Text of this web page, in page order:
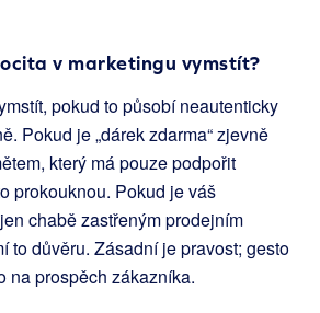
v marketingu vymstít?
pokud to působí neautenticky
Pokud je „dárek zdarma“ zjevně
který má pouze podpořit
prokouknou. Pokud je váš
chabě zastřeným prodejním
to důvěru. Zásadní je pravost; gesto
na prospěch zákazníka.